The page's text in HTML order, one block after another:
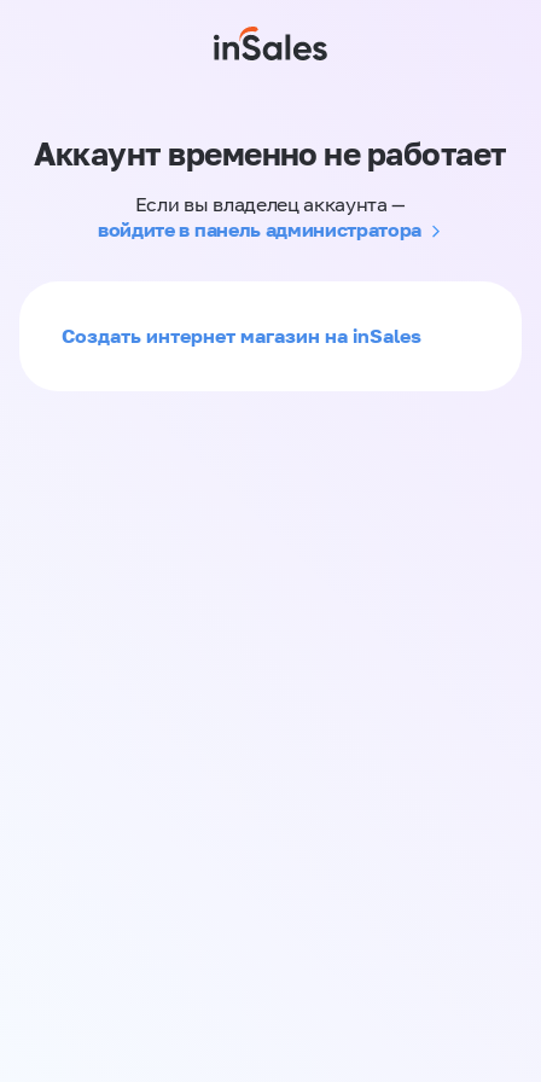
Аккаунт временно не работает
Если вы владелец аккаунта —
войдите в панель администратора
Создать интернет магазин на inSales